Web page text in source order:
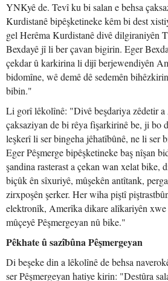
YNKyê de. Tevî ku bi salan e behsa
Kurdistanê bipêşketineke kêm bi dest
gel Herêma Kurdistanê divê dilgiraniyên
Bexdayê jî li ber çavan bigirin. Eger
çekdar û karkirina li dijî berjewendiyên
bidomîne, wê demê dê sedemên
bibin."
Li gorî lêkolînê: "Divê beşdariya zêdetir
çaksaziyan de bi rêya fişarkirinê be, ji bo
leşkerî li ser bingeha jêhatîbûnê, ne li ser
Eger Pêşmerge bipêşketineke baş nîşan
şandina rasterast a çekan wan xelat bike,
biçûk ên sîxuriyê, mûşekên antîtank,
zirxpoşên şerker. Her wiha piştî
elektronîk, Amerîka dikare alîkariyên
mûçeyê Pêşmergeyan nû bike."
Pêkhate û sazîbûna Pêşmergeyan
Di beşeke din a lêkolînê de behsa
ser Pêşmergeyan hatiye kirin: "Destûra